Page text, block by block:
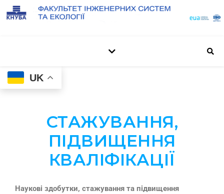
UK
СТАЖУВАННЯ,
ПІДВИЩЕННЯ
КВАЛІФІКАЦІЇ
Наукові здобутки, стажування та підвищення